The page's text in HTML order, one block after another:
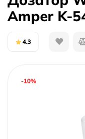
Amper K-
4.3
-10%